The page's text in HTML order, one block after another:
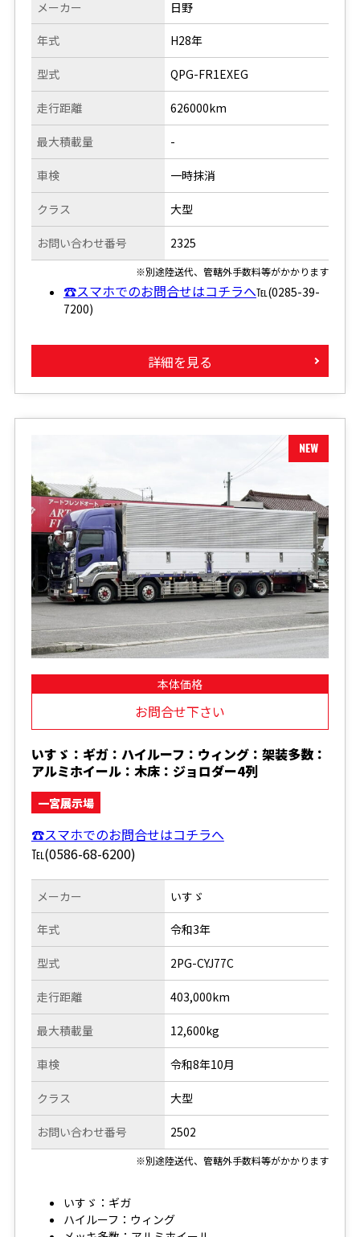
メーカー
年式
型式
走行距離
日野
H28年
QPG-FR1EXEG
626000km
最大積載量
車検
クラス
お問い合わせ番号
-
一時抹消
大型
2325
※別途陸送代、管轄外手数料等がかかります
☎スマホでのお問合せはコチラへ℡(0285-39-
7200)
詳細を見る
本体価格
お問合せ下さい
いすゞ：ギガ：ハイルーフ：ウィング：架装多数：
アルミホイール：木床：ジョロダー4列
一宮展示場
☎スマホでのお問合せはコチラへ
℡(0586-68-6200)
メーカー
年式
型式
走行距離
いすゞ
令和3年
2PG-CYJ77C
403,000km
最大積載量
車検
クラス
お問い合わせ番号
12,600kg
令和8年10月
大型
2502
※別途陸送代、管轄外手数料等がかかります
いすゞ：ギガ
ハイルーフ：ウィング